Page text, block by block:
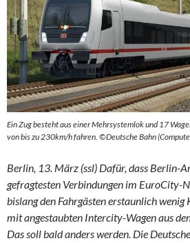
Ein Zug besteht aus einer Mehrsystemlok und 17
von bis zu 230km/h fahren. ©Deutsche Bahn
Berlin, 13. März (ssl) Dafür, dass Berlin-
gefragtesten Verbindungen im EuroCity-
bislang den Fahrgästen erstaunlich
mit angestaubten Intercity-Wagen aus
Das soll bald anders werden. Die